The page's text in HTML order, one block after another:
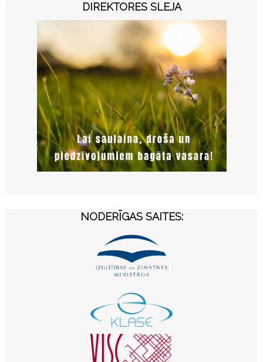
DIREKTORES SLEJA
NODERĪGAS SAITES: